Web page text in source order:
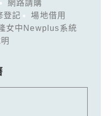
網路請購
登記
場地借用
女中Newplus系統